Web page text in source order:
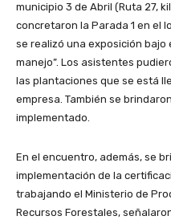
municipio 3 de Abril (Ruta 27,
concretaron la Parada 1 en el
se realizó una exposición bajo
manejo”. Los asistentes
las plantaciones que se está
empresa. También se
implementado.
En el encuentro, además, se
implementación de la
trabajando el Ministerio de
Recursos Forestales,